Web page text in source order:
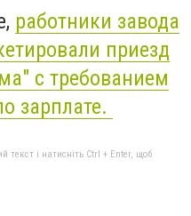
работники завода
приезд
с требованием
зарплате.
текст і натисніть Ctrl + Enter, щоб